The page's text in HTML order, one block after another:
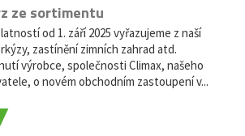
ze sortimentu
od 1. září 2025 vyřazujeme z naší
zastínění zimních zahrad atd.
výrobce, společnosti Climax, našeho
o novém obchodním zastoupení v...